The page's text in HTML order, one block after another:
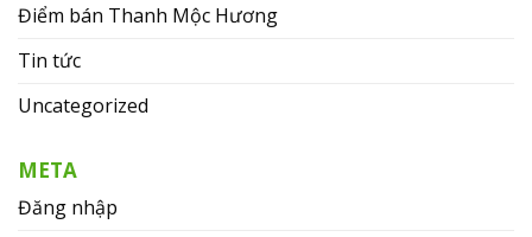
Điểm bán Thanh Mộc Hương
Tin tức
Uncategorized
META
Đăng nhập